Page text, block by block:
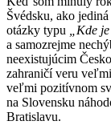
Švédsku, ako
otázky typu
„Kde
a samozrejme
neexistujúcim
zahraničí veru
veľmi pozitívnom
na Slovensku
Bratislavu.